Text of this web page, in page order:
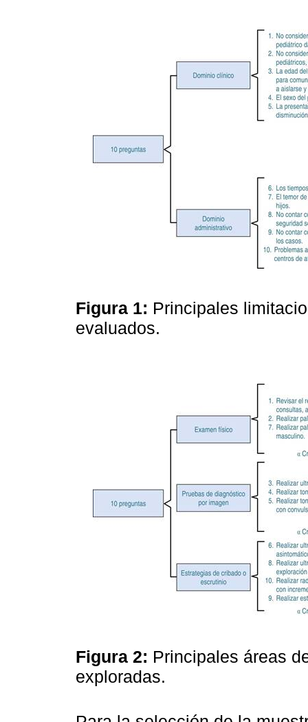
Figura 1: Principales
evaluados.
Figura 2: Principales áreas
exploradas.